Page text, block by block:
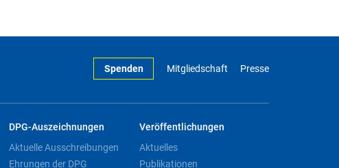
Spenden Mitgliedschaft Presse
DPG-Auszeichnungen
Aktuelle Ausschreibungen
Ehrungen der DPG
Veröffentlichungen
Aktuelles
Publikationen